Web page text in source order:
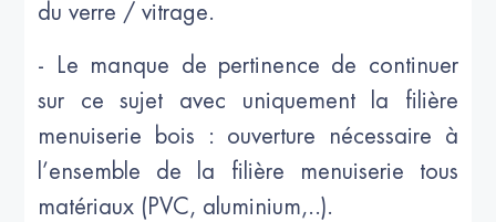
du verre / vitrage.
- Le manque de pertinence de continuer
sur ce sujet avec uniquement la filière
menuiserie bois : ouverture nécessaire à
l’ensemble de la filière menuiserie tous
matériaux (PVC, aluminium,..).